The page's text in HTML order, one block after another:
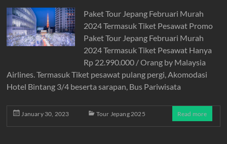
Paket Tour Jepang Februari Murah
2024 Termasuk Tiket Pesawat Promo
Paket Tour Jepang Februari Murah
2024 Termasuk Tiket Pesawat Hanya
Rp 22.990.000 / Orang by Malaysia
Airlines. Termasuk Tiket pesawat pulang pergi, Akomodasi
Hotel Bintang 3/4 beserta sarapan, Bus Pariwisata
January 30, 2023 Tour Jepang 2025 Read more